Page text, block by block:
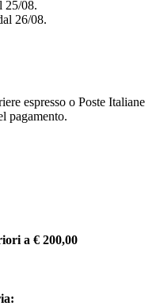
25/08.
26/08.
espresso o Poste Italiane
pagamento.
a € 200,00